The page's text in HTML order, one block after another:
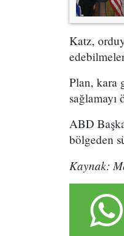
Katz,
Plan, kara
sağlamayı
ABD
bölgeden
Kaynak: